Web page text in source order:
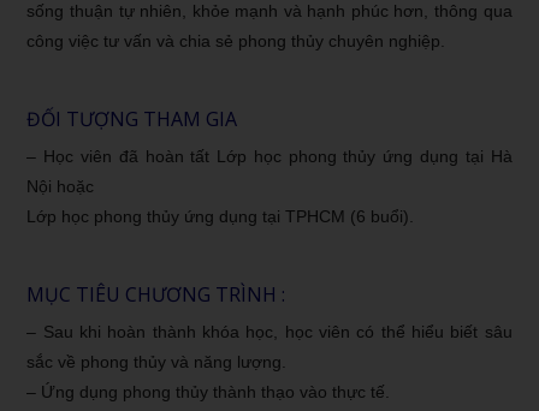
sống thuận tự nhiên, khỏe mạnh và hạnh phúc hơn, thông qua
công việc tư vấn và chia sẻ phong thủy chuyên nghiệp.
ĐỐI TƯỢNG THAM GIA
– Học viên đã hoàn tất Lớp học phong thủy ứng dụng tại Hà
Nội hoặc
Lớp học phong thủy ứng dụng tại TPHCM (6 buổi).
MỤC TIÊU CHƯƠNG TRÌNH :
– Sau khi hoàn thành khóa học, học viên có thể hiểu biết sâu
sắc về phong thủy và năng lượng.
– Ứng dụng phong thủy thành thạo vào thực tế.